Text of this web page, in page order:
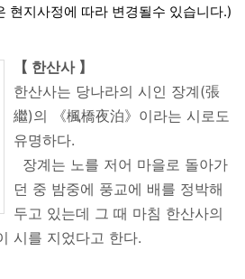
현지사정에 따라 변경될수 있습니다.)
【 한산사 】
한산사는 당나라의 시인 장계(張
繼)의 《楓橋夜泊》이라는 시로도
유명하다.
장계는 노를 저어 마을로 돌아가
던 중 밤중에 풍교에 배를 정박해
두고 있는데 그 때 마침 한산사의
시를 지었다고 한다.